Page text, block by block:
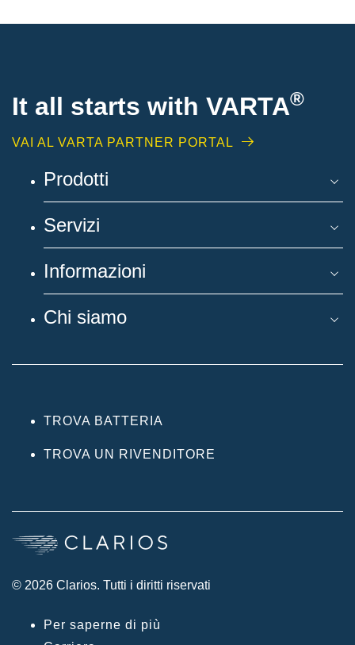
It all starts with VARTA®
VAI AL VARTA PARTNER PORTAL
Prodotti
Servizi
Informazioni
Chi siamo
TROVA BATTERIA
TROVA UN RIVENDITORE
© 2026 Clarios. Tutti i diritti riservati
Per saperne di più